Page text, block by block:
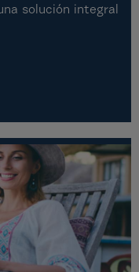
solución integral